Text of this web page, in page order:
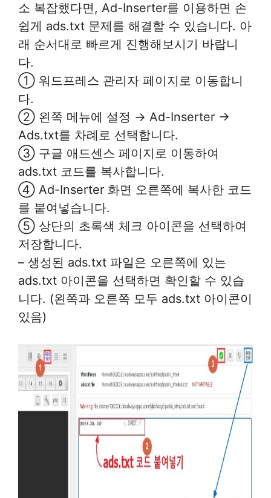
소 복잡했다면, Ad-Inserter를 이용하면 손
쉽게 ads.txt 문제를 해결할 수 있습니다. 아
래 순서대로 빠르게 진행해보시기 바랍니
다.
① 워드프레스 관리자 페이지로 이동합니
다.
② 왼쪽 메뉴에 설정 → Ad-Inserter →
Ads.txt를 차례로 선택합니다.
③ 구글 애드센스 페이지로 이동하여
ads.txt 코드를 복사합니다.
④ Ad-Inserter 화면 오른쪽에 복사한 코드
를 붙여넣습니다.
⑤ 상단의 초록색 체크 아이콘을 선택하여
저장합니다.
– 생성된 ads.txt 파일은 오른쪽에 있는
ads.txt 아이콘을 선택하면 확인할 수 있습
니다. (왼쪽과 오른쪽 모두 ads.txt 아이콘이
있음)